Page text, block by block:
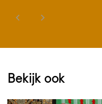
Bekijk ook